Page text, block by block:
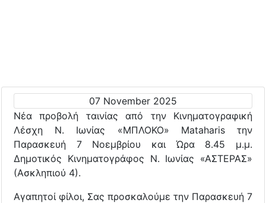
07 November 2025
Νέα προβολή ταινίας από την Κινηματογραφική
Λέσχη Ν. Ιωνίας «ΜΠΛΟΚΟ» Mataharis την
Παρασκευή 7 Νοεμβρίου και Ώρα 8.45 μ.μ.
Δημοτικός Κινηματογράφος Ν. Ιωνίας «ΑΣΤΕΡΑΣ»
(Ασκληπιού 4).
Αγαπητοί φίλοι, Σας προσκαλούμε την Παρασκευή 7